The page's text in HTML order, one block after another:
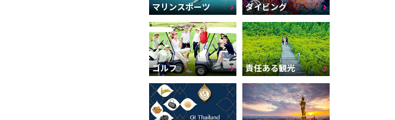
マリンスポーツ ダイビング
ゴルフ 責任ある観光